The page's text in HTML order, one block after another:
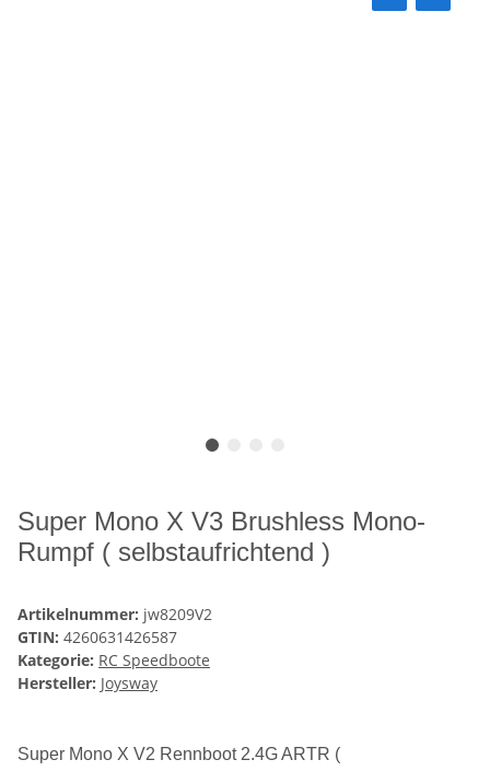
Super Mono X V3 Brushless Mono-
Rumpf ( selbstaufrichtend )
Artikelnummer: jw8209V2
GTIN: 4260631426587
Kategorie: RC Speedboote
Hersteller: Joysway
Super Mono X V2 Rennboot 2.4G ARTR (